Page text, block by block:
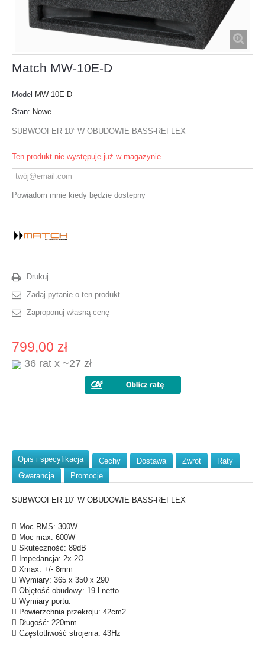
Match MW-10E-D
Model MW-10E-D
Stan: Nowe
SUBWOOFER 10” W OBUDOWIE BASS-REFLEX
Ten produkt nie występuje już w magazynie
Powiadom mnie kiedy będzie dostępny
Drukuj
Zadaj pytanie o ten produkt
Zaproponuj własną cenę
799,00 zł
36 rat x ~27 zł
Opis i specyfikacja Cechy Dostawa Zwrot
Raty
Gwarancja
Promocje
SUBWOOFER 10” W OBUDOWIE BASS-REFLEX
 Moc RMS: 300W
 Moc max: 600W
 Skuteczność: 89dB
 Impedancja: 2x 2Ω
 Xmax: +/- 8mm
 Wymiary: 365 x 350 x 290
 Objętość obudowy: 19 l netto
 Wymiary portu:
 Powierzchnia przekroju: 42cm2
 Długość: 220mm
 Częstotliwość strojenia: 43Hz